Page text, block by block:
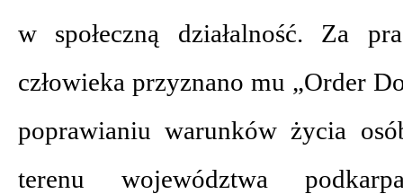
w społeczną działalność. Za
człowieka przyznano mu „Order
poprawianiu warunków życia
terenu województwa